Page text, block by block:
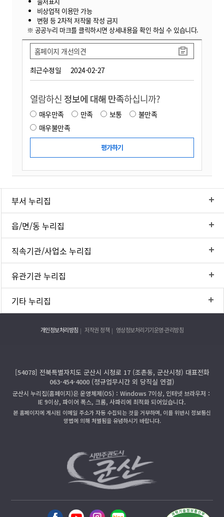
비상업적 이용만 가능
변형 등 2차적 저작물 작성 금지
※ 공공누리 마크를 클릭하시면 상세내용을 확인 하실 수 있습니다.
최근수정일 2024-02-27
홈페이지 개선의견
열람하신 정보에 대해 만족하십니까?
매우만족 만족 보통
불만족
매우불만족
부서 누리집
읍/면/동 누리집
직속기관/사업소 누리집
유관기관 누리집
기타 누리집
개인정보처리방침 저작권 정책 영상정보처리기기운영·관리방침
[54078] 전북특별자치도 군산시 시청로 17 (조촌동, 군산시청) 대표전화
063-454-4000 (정규업무시간 외 당직실 연결)
군산시 누리집(홈페이지)은 운영체제(OS)：Windows 7이상, 인터넷 브라우저：
IE 9이상, 파이어 폭스, 크롬, 사파리에 최적화 되어있습니다.
본 홈페이지에 게시된 이메일 주소가 자동 수집되는 것을 거부하며, 이를 위반시 정보통신
망법에 의해 처벌됨을 유념하시기 바랍니다.